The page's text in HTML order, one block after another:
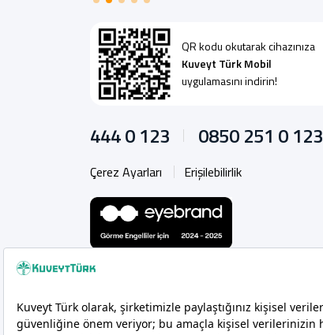
QR kodu okutarak cihazınıza
Kuveyt Türk Mobil
uygulamasını indirin!
444 0 123 0850 251 0 123
Çerez Ayarları Erişilebilirlik